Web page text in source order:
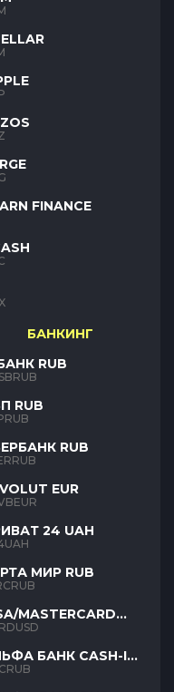
FINANCE
БАНКИНГ
RUB
RUB
RUB
EUR
24 UAH
МИР RUB
MASTERCARD
БАНК CASH-IN